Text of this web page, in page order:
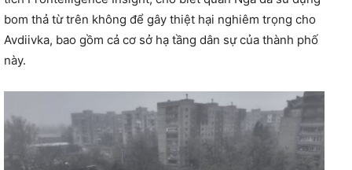
bom thả từ trên không để gây thiệt hại nghiêm trọng cho
Avdiivka, bao gồm cả cơ sở hạ tầng dân sự của thành phố
này.